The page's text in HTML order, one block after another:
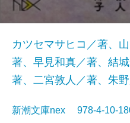
カツセマサヒコ／著、
著、早見和真／著、結
著、二宮敦人／著、朱
新潮文庫nex 978-4-10-